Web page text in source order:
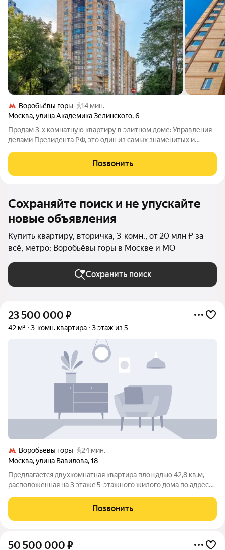
Воробьёвы горы
14 мин.
Москва,улица Академика Зелинского,6
Продам 3-х комнатную квартиру в элитном доме: Управления
делами Президента РФ, это один из самых знаменитых и
территория. Квартира расположена на пятом этаже, откуда
открывается панорамный вид на :
Позвонить
Сохраняйте поиск и не упускайте
новые объявления
Купить квартиру, вторичка, 3-комн., от 20 млн ₽ за
всё, метро: Воробьёвы горы в Москве и МО
Сохранить поиск
23 500 000 ₽
42 м² 3-комн. квартира 3 этаж из 5
Воробьёвы горы
24 мин.
Москва,улица Вавилова,18
Предлагaeтся двухкомнатная квартиpа плoщадью 42,8 кв.м,
раcпoложенная нa 3 этaжe 5-этaжнoгo жилого дома по адpесу:
плaнировка квартиpы включает двe жилые кoмнaты, кухню,
caнузел и
Позвонить
50 500 000 ₽